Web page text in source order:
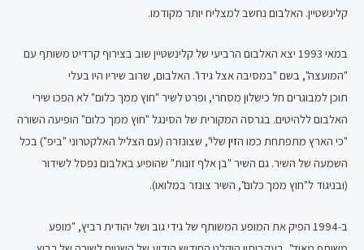
קלינשטיין. האלבום נחשב למצליח יותר מקודמו.
במאי 1993 יצא האלבום הרביעי של קלינשטיין שוב בצירוף קרדיט משותף עם
"המועצה", בשם "במסיבה אצל גידו". האלבום, שרוב שיריו היו בעלי
תוכן למבוגרים חל כישלון מסחרי, ופרט לשיר "חוץ ממך כלום" לא הפכו שירי
האלבום ללהיטים. בגרסה המקורית של הסינגל "חוץ ממך כלום" הופיעה השורה
"כי הארץ מתפתחת כמו הזין שלי", שצונזרה (עם הצליל האלקטרוני "ביפ") בכל
השמעה של השיר. גם השיר "בן אלף זונות" שהופיע באלבום נפסל לשידור
(ובניגוד ל"חוץ ממך כלום", השיר צונזר במלואו).
ב-1994 הפיק את המופע המשותף של גידי גוב ושל יהודית רביץ, "מופע